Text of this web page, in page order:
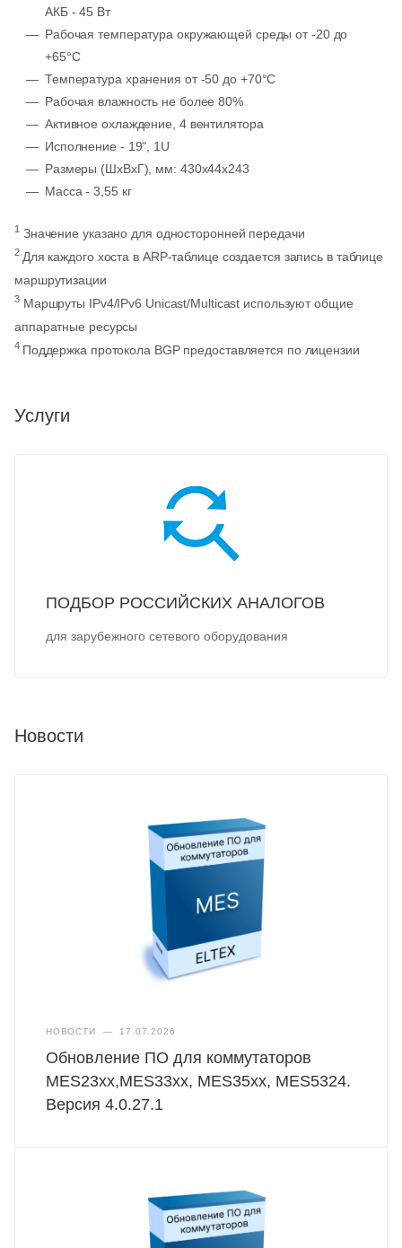
АКБ - 45 Вт
Рабочая температура окружающей среды от -20 до
+65°С
Температура хранения от -50 до +70°С
Рабочая влажность не более 80%
Активное охлаждение, 4 вентилятора
Исполнение - 19", 1U
Размеры (ШхВхГ), мм: 430x44x243
Масса - 3,55 кг
1Значение указано для односторонней передачи
2 Для каждого хоста в ARP-таблице создается запись в таблице
маршрутизации
3 Маршруты IPv4/IPv6 Unicast/Multicast используют общие
аппаратные ресурсы
4 Поддержка протокола BGP предоставляется по лицензии
Услуги
ПОДБОР РОССИЙСКИХ АНАЛОГОВ
для зарубежного сетевого оборудования
Новости
НОВОСТИ — 17.07.2026
Обновление ПО для коммутаторов
MES23xx,MES33xx, MES35xx, MES5324.
Версия 4.0.27.1